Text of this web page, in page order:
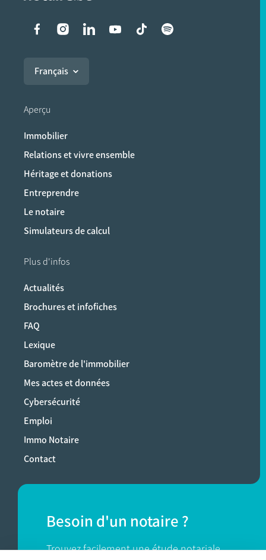
Liens vers les réseaux
Français
Aperçu
Immobilier
Relations et vivre ensemble
Héritage et donations
Entreprendre
Le notaire
Simulateurs de calcul
Plus d'infos
Actualités
Brochures et infofiches
FAQ
Lexique
Baromètre de l'immobilier
Mes actes et données
Cybersécurité
Emploi
Immo Notaire
Contact
Besoin d'un notaire ?
Trouvez facilement une étude notariale